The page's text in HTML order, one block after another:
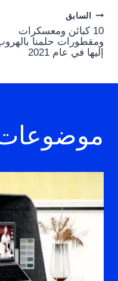
Post
navigation
السابق
10 كبائن ومعسكرات
ومقطورات حلمنا
إليها في عام 2021